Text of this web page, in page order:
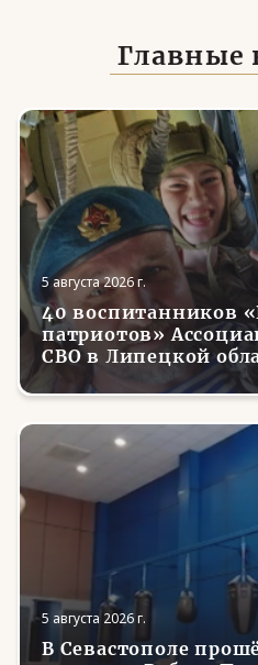
Главные
5 августа 2026 г.
40 воспитанников
патриотов»
СВО в Липецкой
первые
5 августа 2026 г.
В Севастополе